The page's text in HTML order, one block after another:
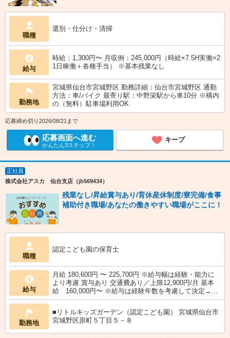
職種
選別・仕分け・清掃
給与
時給：1,300円〜 月収例：245,000円（時給×7.5H実働×2
1日稼働＋各種手当） ※基本残業なし
勤務地
宮城県仙台市宮城野区 勤務詳細：仙台市宮城野区 通勤
方法：車/バイク 最寄り駅：中野栄駅から車10分 ※構内
の（無料）駐車場利用OK
応募締め切り2026/08/21まで
応募画面へ進む
かんたん3ステップ！
キープ
正社員
株式会社アスカ 仙台支店（jb569434）
残業なし/昇給賞与あり/育休産休制度/寮完備/食事
補助付き職場/あなたの働きやすい職場がここに！
職種
認定こども園の保育士
給与
月給 180,600円 〜 225,700円 ※給与幅は経験・能力に
より考慮 賞与あり 交通費あり／上限12,900円/月 基本
給 160,000円〜 ※給与は経験年数を考慮して決定→...
勤務地
■リトルキッズガーデン（認定こども園） 宮城県仙台市
宮城野区原町５丁目５－８